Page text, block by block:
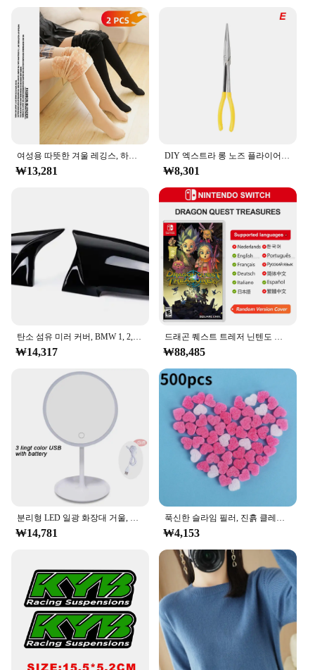
여성용 따뜻한 겨울 레깅스, 하이웨이스트 팬티스타킹, 단색 벨벳, 두꺼운 벨벳 레깅스, 신축성 있는 검은 피부 스타킹, 2 개
₩13,281
DIY 엑스트라 롱 노즈 플라이어, 스트레이트 벤트 팁, 기계 장비, 손 제거 도구, 스패너 클립, 자동차 관리 키트, 자동차 액세서리
₩8,301
탄소 섬유 미러 커버, BMW 1, 2, 3, 4 시리즈, F20, F30, F31, F32, F36, 2012 업, 320i, 328i, 330d, 335i, M3, M4 룩 교체 스타일
₩14,317
드래곤 퀘스트 트레저 닌텐도 스위치 게임 거래 100%, 오리지널 피지컬 게임 카드, RPG 액션 장르, 스위치 OLED 라이트
₩88,485
분리형 LED 일광 화장대 거울, 화이트 라이트, 메이크업 베이스, 3 가지 모드 거울, USB 케이블, 빛 선물
₩14,781
푹신한 슬라임 필러, 진흙 클레이 핑크 하트 러브 비즈 폼 스트립, DIY 결혼식 선물 상자, 꽃 상자 필러, 500 개/가방
₩4,153